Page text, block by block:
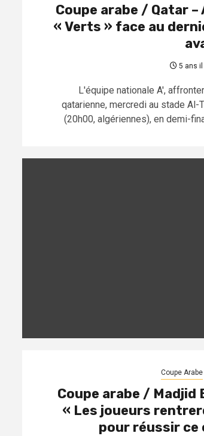
Coupe arabe / Qatar –
« Verts » face au
5 ans il
L'équipe nationale A',
qatarienne, mercredi au stade Al-
(20h00, algériennes), en demi-
Coupe Arabe
Coupe arabe / Madjid
« Les joueurs
pour réussir ce